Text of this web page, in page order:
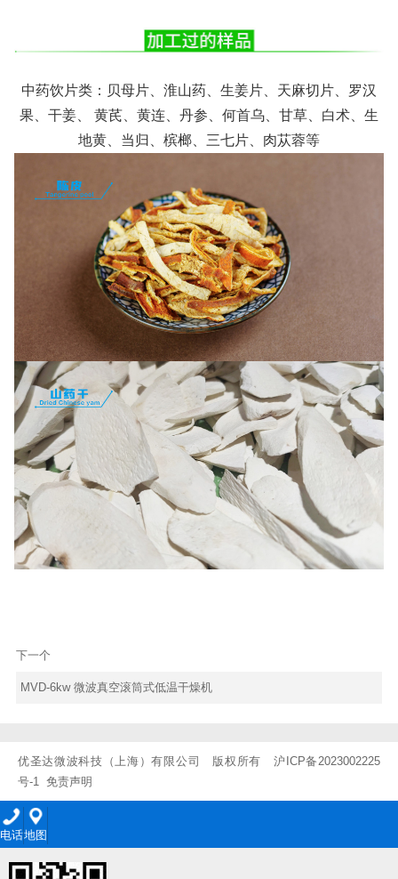
中药饮片类：贝母片、淮山药、生姜片、天麻切片、罗汉
果、干姜、 黄芪、黄连、丹参、何首乌、甘草、白术、生
地黄、当归、槟榔、三七片、肉苁蓉等
下一个
MVD-6kw 微波真空滚筒式低温干燥机
优圣达微波科技（上海）有限公司 版权所有 沪ICP备2023002225
号-1 免责声明
电话地图